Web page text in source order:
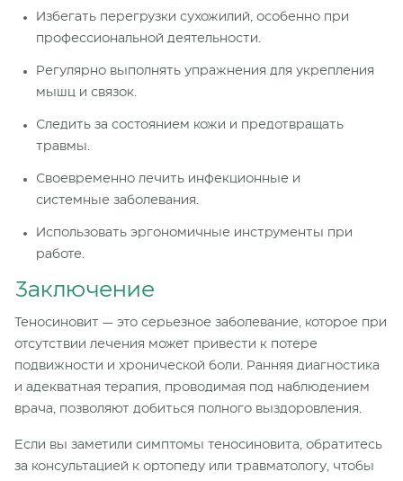
Избегать перегрузки сухожилий, особенно при
профессиональной деятельности.
Регулярно выполнять упражнения для укрепления
мышц и связок.
Следить за состоянием кожи и предотвращать
травмы.
Своевременно лечить инфекционные и
системные заболевания.
Использовать эргономичные инструменты при
работе.
Заключение
Теносиновит — это серьезное заболевание, которое при
отсутствии лечения может привести к потере
подвижности и хронической боли. Ранняя диагностика
и адекватная терапия, проводимая под наблюдением
врача, позволяют добиться полного выздоровления.
Если вы заметили симптомы теносиновита, обратитесь
за консультацией к ортопеду или травматологу, чтобы